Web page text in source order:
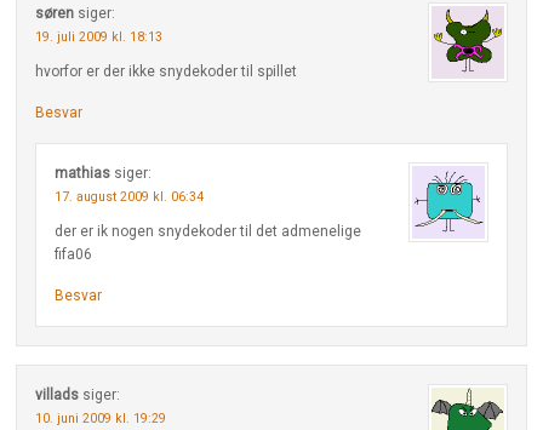
søren siger:
19. juli 2009 kl. 18:13
hvorfor er der ikke snydekoder til spillet
Besvar
mathias siger:
17. august 2009 kl. 06:34
der er ik nogen snydekoder til det admenelige
fifa06
Besvar
villads siger:
10. juni 2009 kl. 19:29